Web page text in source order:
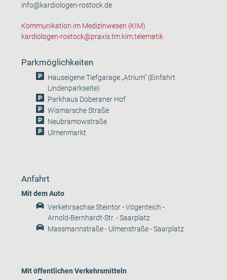
info@kardiologen-rostock.de
Kommunikation im Medizinwesen (KIM)
kardiologen-rostock@praxis.tm.kim.telematik
Parkmöglichkeiten
Hauseigene Tiefgarage „Atrium“ (Einfahrt
Lindenparkseite)
Parkhaus Doberaner Hof
Wismarsche Straße
Neubramowstraße
Ulmenmarkt
Anfahrt
Mit dem Auto
Verkehrsachse Steintor - Vögenteich -
Arnold-Bernhardt-Str. - Saarplatz
Massmannstraße - Ulmenstraße - Saarplatz
Mit öffentlichen Verkehrsmitteln